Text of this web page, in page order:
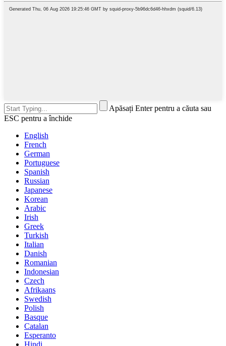
Apăsați Enter pentru a căuta sau
ESC pentru a închide
English
French
German
Portuguese
Spanish
Russian
Japanese
Korean
Arabic
Irish
Greek
Turkish
Italian
Danish
Romanian
Indonesian
Czech
Afrikaans
Swedish
Polish
Basque
Catalan
Esperanto
Hindi